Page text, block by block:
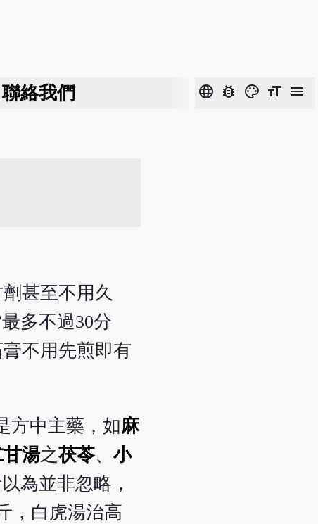
聯絡我們 language bug_report color_lens format_size menu
甚至不用久
多不過30分
不用先煎即有
方中主藥，如麻
湯之茯苓、 小
為並非忽略，
，白虎湯治高